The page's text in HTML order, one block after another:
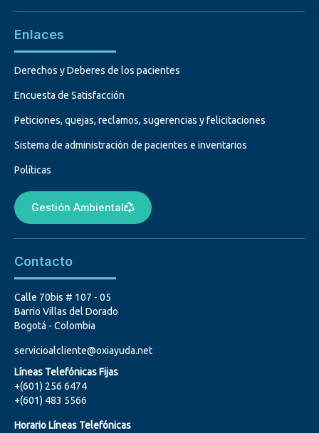
Enlaces
Derechos y Deberes de los pacientes
Encuesta de Satisfacción
Peticiones, quejas, reclamos, sugerencias y felicitaciones
Sistema de administración de pacientes e inventarios
Políticas
Gestión Ambiental
Contacto
Calle 70bis # 107 - 05
Barrio Villas del Dorado
Bogotá - Colombia
servicioalcliente@oxiayuda.net
Líneas Telefónicas Fijas
+(601) 256 6474
+(601) 483 5566
Horario Líneas Telefónicas